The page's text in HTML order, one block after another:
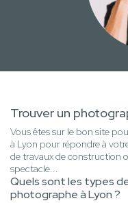
Trouver un
Vous êtes sur le bon site
à Lyon pour répondre à
de travaux de construction
spectacle...
Quels sont les types
photographe à Lyon ?